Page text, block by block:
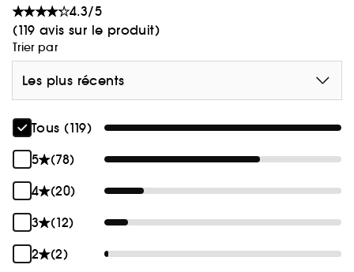
4.3/5
(119 avis sur le produit)
Trier par
Les plus récents
Tous (119)
5
(78)
4
(20)
3
(12)
2
(2)